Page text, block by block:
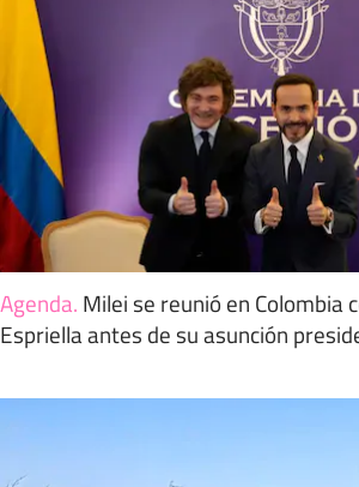
Agenda. Milei se reunió en Colombia
Espriella antes de su asunción